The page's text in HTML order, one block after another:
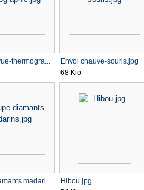
thermogra...
Envol chauve-souris.jpg
68 Kio
madari...
Hibou.jpg